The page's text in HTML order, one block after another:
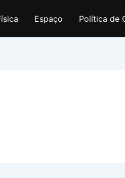
Espaço Política de